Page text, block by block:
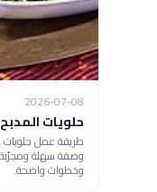
2026-07-08
حلويات المدبح
وخطوات واضحة.